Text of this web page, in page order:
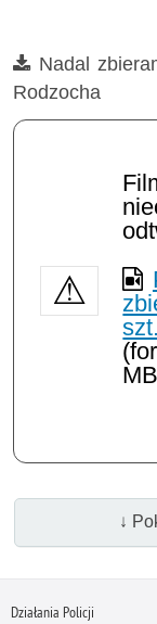
Film
Nadal
Rodzocha
↓
Działania Policji